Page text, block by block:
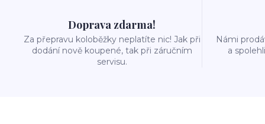
Doprava zdarma!
Za přepravu koloběžky neplatíte nic! Jak při
dodání nově koupené, tak při záručním
servisu.
Námi
a